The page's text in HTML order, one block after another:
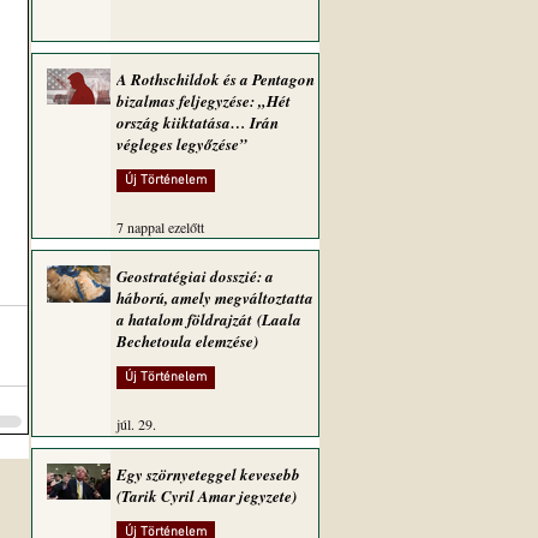
A Rothschildok és a Pentagon
bizalmas feljegyzése: „Hét
ország kiiktatása… Irán
végleges legyőzése”
Új Történelem
7 nappal ezelőtt
Geostratégiai dosszié: a
háború, amely megváltoztatta
a hatalom földrajzát (Laala
Bechetoula elemzése)
Új Történelem
júl. 29.
Egy szörnyeteggel kevesebb
(Tarik Cyril Amar jegyzete)
Új Történelem